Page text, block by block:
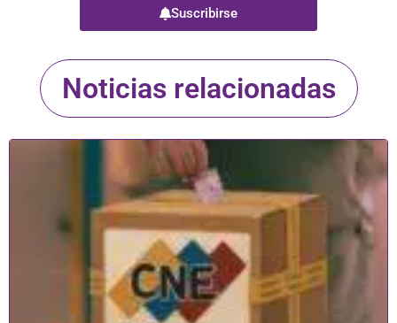
Suscribirse
Noticias relacionadas